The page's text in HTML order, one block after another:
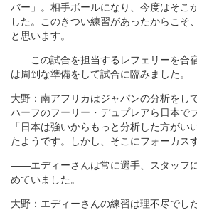
バー」。相手ボールになり、今度はそこ
した。このきつい練習があったからこそ
と思います。
――この試合を担当するレフェリーを合
は周到な準備をして試合に臨みました。
大野：南アフリカはジャパンの分析をし
ハーフのフーリー・デュプレアら日本で
「日本は強いからもっと分析した方がい
たようです。しかし、そこにフォーカス
――エディーさんは常に選手、スタッフ
めていました。
大野：エディーさんの練習は理不尽でし